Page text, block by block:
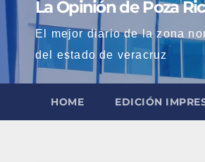
La Opinión de Poza
El mejor diario de la zona
del estado de veracruz
HOME EDICIÓN